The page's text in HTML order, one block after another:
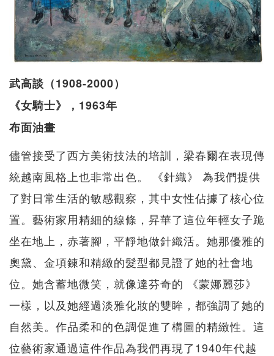
武高談（1908-2000）
《女騎士》，1963年
布面油畫
儘管接受了西方美術技法的培訓，梁春爾在表現傳
統越南風格上也非常出色。 《針織》 為我們提供
了對日常生活的敏感觀察，其中女性佔據了核心位
置。藝術家用精細的線條，昇華了這位年輕女子跪
坐在地上，赤著腳，平靜地做針織活。她那優雅的
奧黛、金項鍊和精緻的髮型都見證了她的社會地
位。她含蓄地微笑，就像達芬奇的 《蒙娜麗莎》
一樣，以及她經過淡雅化妝的雙眸，都強調了她的
自然美。作品柔和的色調促進了構圖的精緻性。這
位藝術家通過這件作品為我們再現了1940年代越